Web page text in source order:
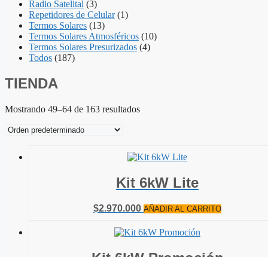
Radio Satelital (3)
Repetidores de Celular (1)
Termos Solares (13)
Termos Solares Atmosféricos (10)
Termos Solares Presurizados (4)
Todos (187)
TIENDA
Mostrando 49–64 de 163 resultados
Kit 6kW Lite
$2.970.000 AÑADIR AL CARRITO